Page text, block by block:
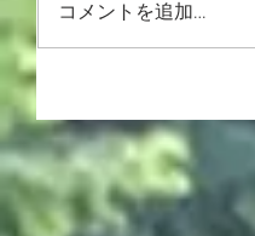
コメントを追加…